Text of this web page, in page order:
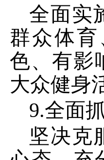
全面实
群众体
色、有影
大众健身
9.全面
坚决克